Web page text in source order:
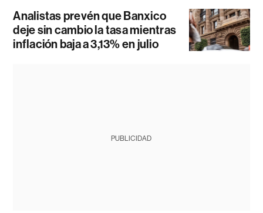
Analistas prevén que Banxico
deje sin cambio la tasa mientras
inflación baja a 3,13% en julio
PUBLICIDAD